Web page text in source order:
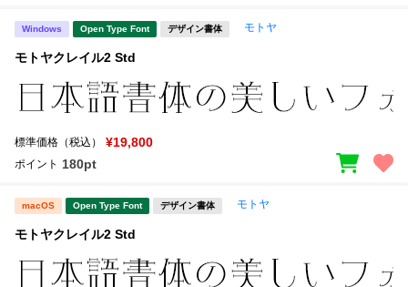
Windows Open Type Font デザイン書体 モトヤ
モトヤクレイル2 Std
標準価格（税込） ¥19,800
ポイント 180pt
macOS Open Type Font デザイン書体 モトヤ
モトヤクレイル2 Std